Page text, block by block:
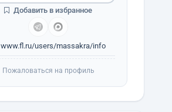
www.fl.ru/users/massakra/info
Добавить в избранное
Пожаловаться на профиль